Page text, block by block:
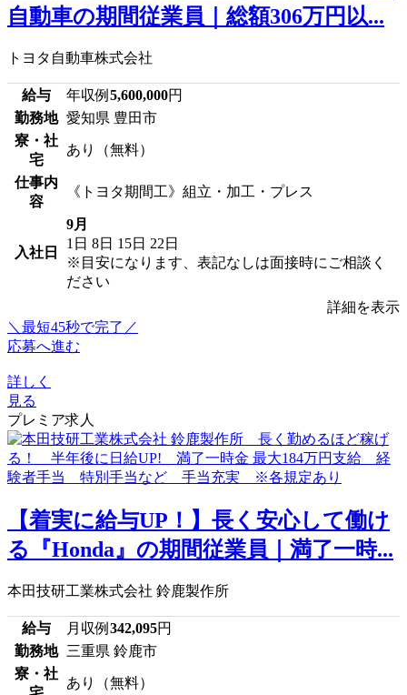
自動車の期間従業員｜総額306万円以...
トヨタ自動車株式会社
給与 年収例 5,600,000円
勤務地 愛知県 豊田市
寮・社
宅
あり（無料）
仕事内
容
《トヨタ期間工》組立・加工・プレス
入社日
9月
1日 8日 15日 22日
※目安になります、表記なしは面接時にご相談く
ださい
詳細を表示
＼最短45秒で完了／
応募へ進む
詳しく
見る
プレミア求人
【着実に給与UP！】長く安心して働け
る『Honda』の期間従業員｜満了一時...
本田技研工業株式会社 鈴鹿製作所
給与 月収例 342,095円
勤務地 三重県 鈴鹿市
寮・社
あり（無料）